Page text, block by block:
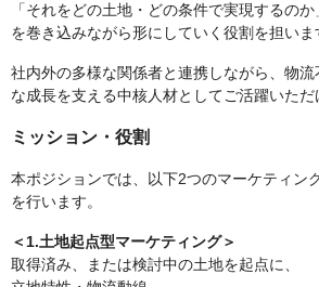
「それをどの土地・どの条件で実現するの
を巻き込みながら形にしていく役割を担いま
社内外の多様な関係者と連携しながら、物
な成長を支える中核人材としてご活躍いただ
ミッション・役割
本ポジションでは、以下2つのマーケティン
を行います。
＜1.土地起点型マーケティング＞
取得済み、または検討中の土地を起点に、